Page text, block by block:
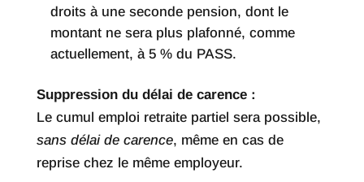
droits à une seconde pension, dont le
montant ne sera plus plafonné, comme
actuellement, à 5 % du PASS.
Suppression du délai de carence :
Le cumul emploi retraite partiel sera possible,
sans délai de carence, même en cas de
reprise chez le même employeur.